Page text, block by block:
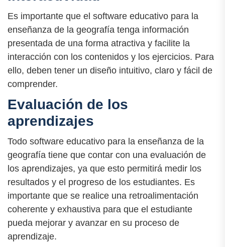
Es importante que el software educativo para la
enseñanza de la geografía tenga información
presentada de una forma atractiva y facilite la
interacción con los contenidos y los ejercicios. Para
ello, deben tener un diseño intuitivo, claro y fácil de
comprender.
Evaluación de los
aprendizajes
Todo software educativo para la enseñanza de la
geografía tiene que contar con una evaluación de
los aprendizajes, ya que esto permitirá medir los
resultados y el progreso de los estudiantes. Es
importante que se realice una retroalimentación
coherente y exhaustiva para que el estudiante
pueda mejorar y avanzar en su proceso de
aprendizaje.